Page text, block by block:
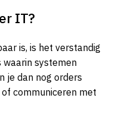
IT?
is, is het verstandig
waarin systemen
je dan nog orders
communiceren met